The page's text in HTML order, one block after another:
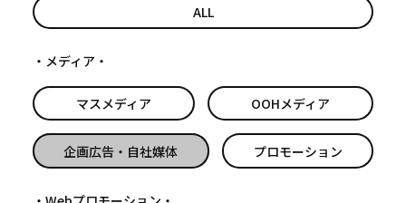
ALL
メディア
マスメディア OOHメディア
企画広告・自社媒体 プロモーション